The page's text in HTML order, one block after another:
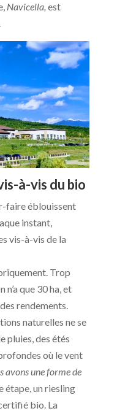
Navicella, est
à-vis du bio
faire éblouissent
instant,
vis-à-vis de la
Trop
que 30 ha, et
rendements.
naturelles ne se
pluies, des étés
où le vent
avons une forme de
étape, un riesling
bio. La